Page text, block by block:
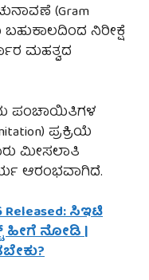
(Gram
ಬಹುಕಾಲದಿಂದ ನಿರೀಕ್ಷೆ
ಮಹತ್ವದ
ಪಂಚಾಯಿತಿಗಳ
ಪ್ರಕ್ರಿಯೆ
ಮೀಸಲಾತಿ
ಆರಂಭವಾಗಿದೆ.
Released: ಸಿಇಟಿ
ಹೀಗೆ ನೋಡಿ |